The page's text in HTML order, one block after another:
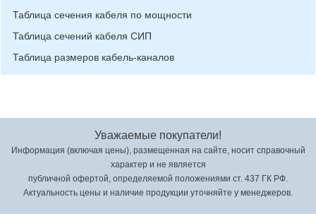
Таблица сечения кабеля по мощности
Таблица сечений кабеля СИП
Таблица размеров кабель-каналов
Уважаемые покупатели!
Информация (включая цены), размещенная на сайте, носит справочный
характер и не является
публичной офертой, определяемой положениями ст. 437 ГК РФ.
Актуальность цены и наличие продукции уточняйте у менеджеров.